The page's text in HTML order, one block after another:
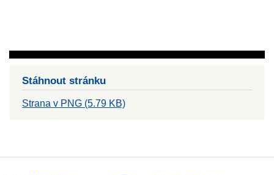
Stáhnout stránku
Strana v PNG (5.79 KB)